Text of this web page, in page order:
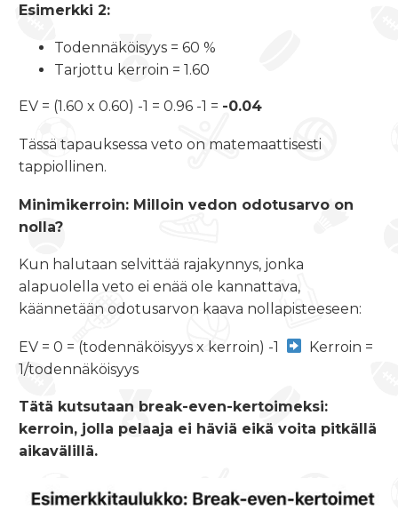
Esimerkki 2:
Todennäköisyys = 60 %
Tarjottu kerroin = 1.60
EV = (1.60 x 0.60) -1 = 0.96 -1 = -0.04
Tässä tapauksessa veto on matemaattisesti
tappiollinen.
Minimikerroin: Milloin vedon odotusarvo on
nolla?
Kun halutaan selvittää rajakynnys, jonka
alapuolella veto ei enää ole kannattava,
käännetään odotusarvon kaava nollapisteeseen:
EV = 0 = (todennäköisyys x kerroin) -1
Kerroin =
1/todennäköisyys
Tätä kutsutaan break-even-kertoimeksi:
kerroin, jolla pelaaja ei häviä eikä voita pitkällä
aikavälillä.